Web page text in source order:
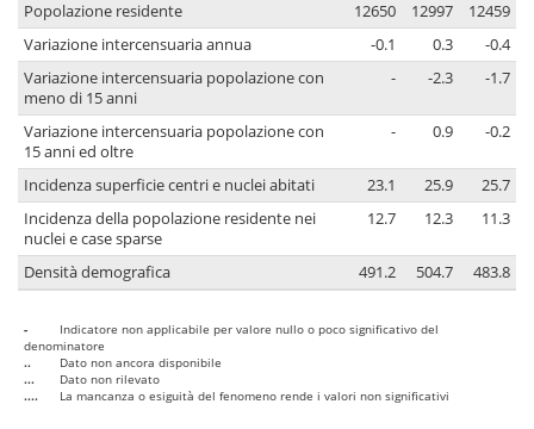
Popolazione residente 12650 12997
12459
Variazione intercensuaria annua
-0.1 0.3
-0.4
Variazione intercensuaria popolazione con
meno di 15 anni
- -2.3 -1.7
Variazione intercensuaria popolazione con
15 anni ed oltre
- 0.9 -0.2
Incidenza superficie centri e nuclei abitati 23.1 25.9
25.7
Incidenza della popolazione residente nei
nuclei e case sparse
12.7 12.3 11.3
Densità demografica 491.2 504.7 483.8
-
Indicatore non applicabile per valore nullo o poco significativo del
denominatore
..
Dato non ancora disponibile
...
Dato non rilevato
....
La mancanza o esiguità del fenomeno rende i valori non significativi